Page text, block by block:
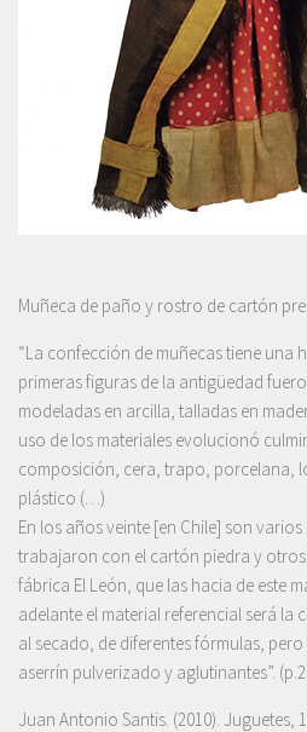
Muñeca de paño y rostro de cartón
“La confección de muñecas tiene una
primeras figuras de la antigüedad
modeladas en arcilla, talladas en
uso de los materiales evolucionó
composición, cera, trapo, porcelana,
plástico (…)
En los años veinte [en Chile] son
trabajaron con el cartón piedra y
fábrica El León, que las hacia de este
adelante el material referencial será la
al secado, de diferentes fórmulas,
aserrín pulverizado y aglutinantes”.
Juan Antonio Santis. (2010). Juguetes,